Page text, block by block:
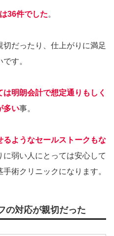
36件でした。
だったり、仕上がりに満足
す。
は明朗会計で想定通りもしく
多い事。
るようなセールストークもな
弱い人にとっては安心して
術クリニックになります。
の対応が親切だった